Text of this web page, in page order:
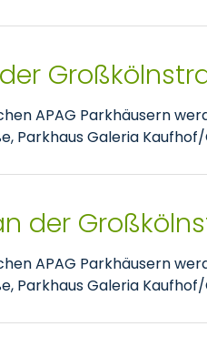
APAG Parkhäusern
Parkhaus Galeria
der
APAG Parkhäusern
Parkhaus Galeria